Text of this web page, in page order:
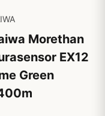
Morethan
EX12
Green